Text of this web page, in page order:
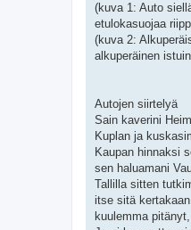
(kuva 1: Auto
etulokasuojaa
(kuva 2:
alkuperäinen
Autojen siirtelyä
Sain kaverini
Kuplan ja
Kaupan hinnaksi
sen haluamani
Tallilla sitten
itse sitä
kuulemma